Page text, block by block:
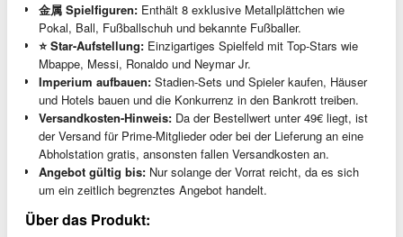
金属 Spielfiguren: Enthält 8 exklusive Metallplättchen wie
Pokal, Ball, Fußballschuh und bekannte Fußballer.
⭐️ Star-Aufstellung: Einzigartiges Spielfeld mit Top-Stars wie
Mbappe, Messi, Ronaldo und Neymar Jr.
Imperium aufbauen: Stadien-Sets und Spieler kaufen, Häuser
und Hotels bauen und die Konkurrenz in den Bankrott treiben.
Versandkosten-Hinweis: Da der Bestellwert unter 49€ liegt, ist
der Versand für Prime-Mitglieder oder bei der Lieferung an eine
Abholstation gratis, ansonsten fallen Versandkosten an.
Angebot gültig bis: Nur solange der Vorrat reicht, da es sich
um ein zeitlich begrenztes Angebot handelt.
Über das Produkt: